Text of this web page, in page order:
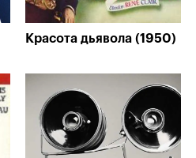
Красота дьявола (1950)